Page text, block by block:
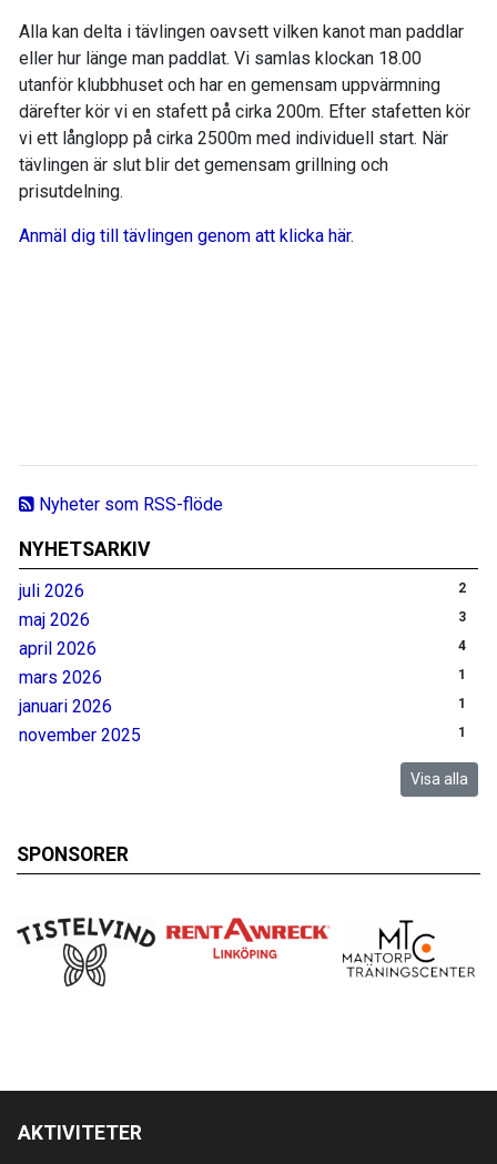
Nyheter som RSS-flöde
NYHETSARKIV
juli 2026 2
maj 2026 3
april 2026 4
mars 2026 1
januari 2026 1
november 2025 1
Visa alla
Alla kan delta i tävlingen oavsett vilken kanot man paddlar
eller hur länge man paddlat. Vi samlas klockan 18.00
utanför klubbhuset och har en gemensam uppvärmning
därefter kör vi en stafett på cirka 200m. Efter stafetten kör
vi ett långlopp på cirka 2500m med individuell start. När
tävlingen är slut blir det gemensam grillning och
prisutdelning.
Anmäl dig till tävlingen genom att klicka här.
SPONSORER
AKTIVITETER